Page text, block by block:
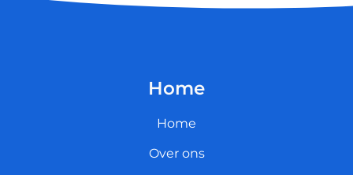
Home
Home
Over ons